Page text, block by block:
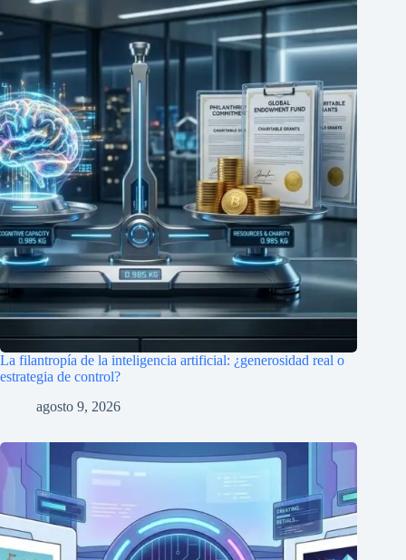
La filantropía de la inteligencia artificial: ¿generosidad real o
estrategia de control?
agosto 9, 2026